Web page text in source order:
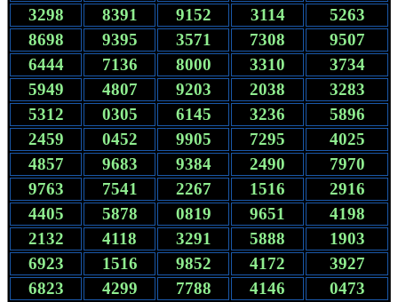
3298
8391 9152 3114
5263
8698
9395 3571 7308
9507
6444
7136 8000 3310
3734
5949
4807 9203 2038
3283
5312
0305 6145 3236
5896
2459
0452 9905 7295
4025
4857
9683 9384 2490
7970
9763
7541 2267 1516
2916
4405
5878 0819 9651
4198
2132
4118 3291 5888
1903
6923
1516 9852 4172
3927
6823
4299 7788 4146
0473